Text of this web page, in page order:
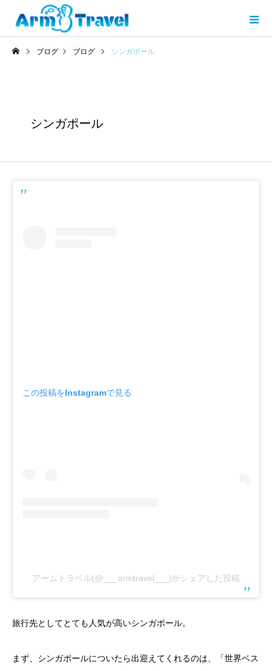
ブログ ブログ シンガポール
シンガポール
この投稿をInstagramで見る
アームトラベル(@___armtravel___)がシェアした投稿
旅行先としてとても人気が高いシンガポール。
まず、シンガポールについたら出迎えてくれるのは、「世界ベス